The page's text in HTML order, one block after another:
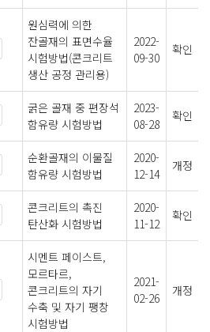
원심력에 의한
잔골재의 표면수율
시험방법(콘크리트
생산 공정 관리용)
2022-
09-30
확인
굵은 골재 중 편장석
함유량 시험방법
2023-
08-28
확인
순환골재의 이물질
함유량 시험방법
2020-
12-14
개정
콘크리트의 촉진
탄산화 시험방법
2020-
11-12
확인
시멘트 페이스트,
모르타르,
콘크리트의 자기
수축 및 자기 팽창
시험방법
2021-
02-26
개정